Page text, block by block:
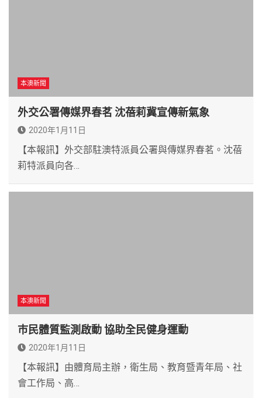
本澳新聞
外交公署傳媒界春茗 沈蓓莉冀宣傳新氣象
2020年1月11日
【本報訊】外交部駐澳特派員公署與傳媒界春茗。沈蓓
莉特派員向各…
本澳新聞
巿民體質監測啟動 協助全民健身運動
2020年1月11日
【本報訊】由體育局主辦，衛生局、教育暨青年局、社
會工作局、高…